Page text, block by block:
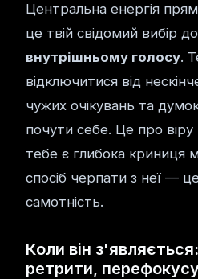
Центральна енергія
це твій свідомий вибір
внутрішньому голосу.
відключитися від
чужих очікувань та
почути себе. Це про
тебе є глибока криниця
спосіб черпати з неї —
самотність.
Коли він
ретрити,